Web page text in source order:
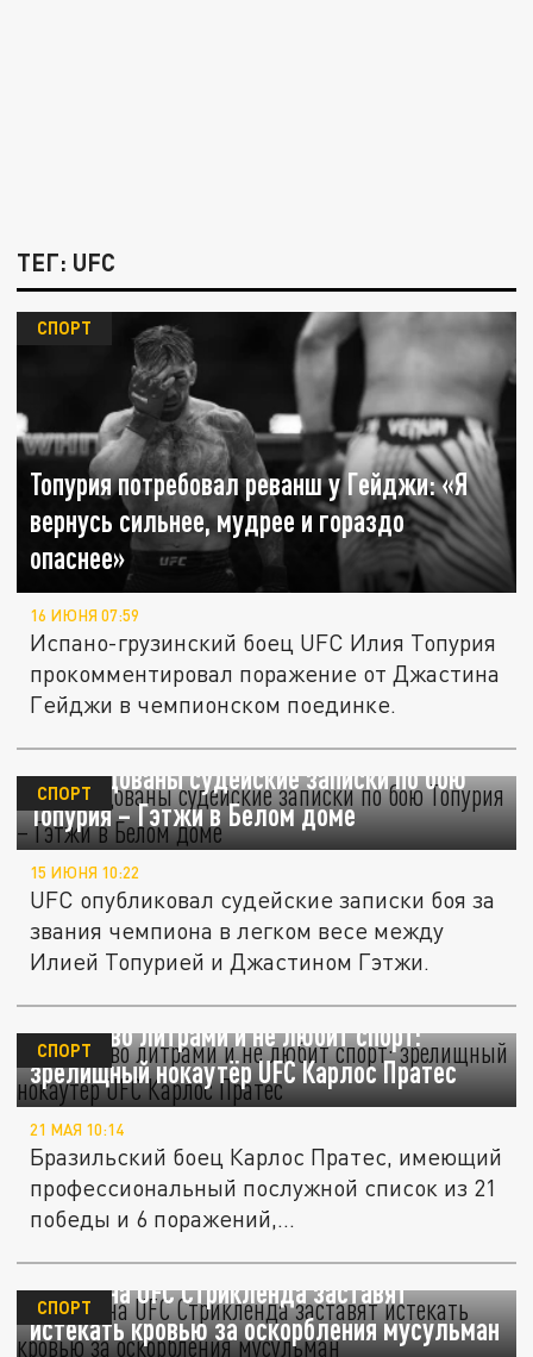
ТЕГ: UFC
Топурия потребовал реванш у Гейджи: «Я
вернусь сильнее, мудрее и гораздо
опаснее»
СПОРТ
16 ИЮНЯ 07:59
Испано-грузинский боец UFC Илия Топурия
прокомментировал поражение от Джастина
Гейджи в чемпионском поединке.
Обнародованы судейские записки по бою
Топурия – Гэтжи в Белом доме
СПОРТ
15 ИЮНЯ 10:22
UFC опубликовал судейские записки боя за
звания чемпиона в легком весе между
Илией Топурией и Джастином Гэтжи.
Пьёт пиво литрами и не любит спорт:
зрелищный нокаутёр UFC Карлос Пратес
СПОРТ
21 МАЯ 10:14
Бразильский боец Карлос Пратес, имеющий
профессиональный послужной список из 21
победы и 6 поражений,...
Чемпиона UFC Стрикленда заставят
истекать кровью за оскорбления мусульман
СПОРТ